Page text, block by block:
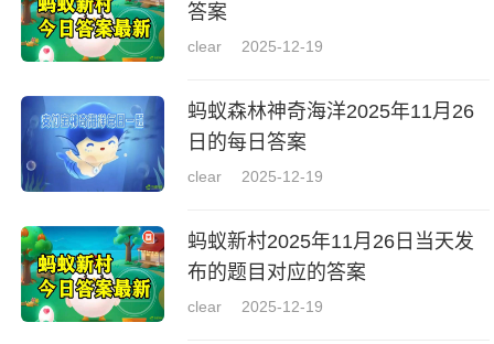
答案
clear 2025-12-19
蚂蚁森林神奇海洋2025年11月26
日的每日答案
clear 2025-12-19
蚂蚁新村2025年11月26日当天发
布的题目对应的答案
clear 2025-12-19